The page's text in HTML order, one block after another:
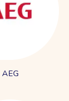
AEG